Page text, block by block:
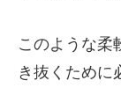
このような柔
き抜くために